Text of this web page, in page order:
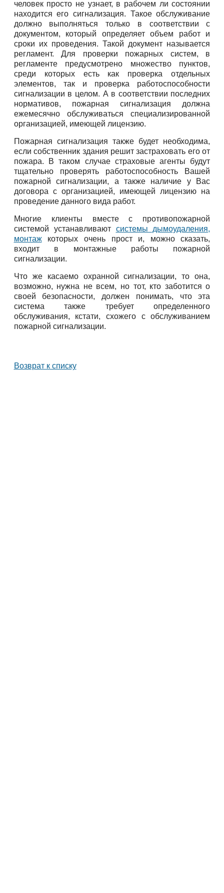
человек просто не узнает, в рабочем ли состоянии
находится его сигнализация. Такое обслуживание
должно выполняться только в соответствии с
документом, который определяет объем работ и
сроки их проведения. Такой документ называется
регламент. Для проверки пожарных систем, в
регламенте предусмотрено множество пунктов,
среди которых есть как проверка отдельных
элементов, так и проверка работоспособности
сигнализации в целом. А в соответствии последних
нормативов, пожарная сигнализация должна
ежемесячно обслуживаться специализированной
организацией, имеющей лицензию.
Пожарная сигнализация также будет необходима,
если собственник здания решит застраховать его от
пожара. В таком случае страховые агенты будут
тщательно проверять работоспособность Вашей
пожарной сигнализации, а также наличие у Вас
договора с организацией, имеющей лицензию на
проведение данного вида работ.
Многие клиенты вместе с противопожарной
системой устанавливают системы дымоудаления,
монтажкоторых очень прост и, можно сказать,
входит в монтажные работы пожарной
сигнализации.
Что же касаемо охранной сигнализации, то она,
возможно, нужна не всем, но тот, кто заботится о
своей безопасности, должен понимать, что эта
система также требует определенного
обслуживания, кстати, схожего с обслуживанием
пожарной сигнализации.
Возврат к списку